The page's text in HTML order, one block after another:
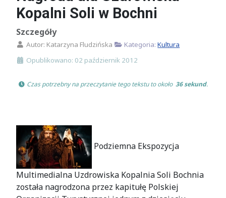
Kopalni Soli w Bochni
Szczegóły
Autor: Katarzyna Fludzińska Kategoria:Kultura
Opublikowano: 02 październik 2012
Czas potrzebny na przeczytanie tego tekstu to około 36 sekund.
Podziemna Ekspozycja
Multimedialna Uzdrowiska Kopalnia Soli Bochnia
została nagrodzona przez kapitułę Polskiej